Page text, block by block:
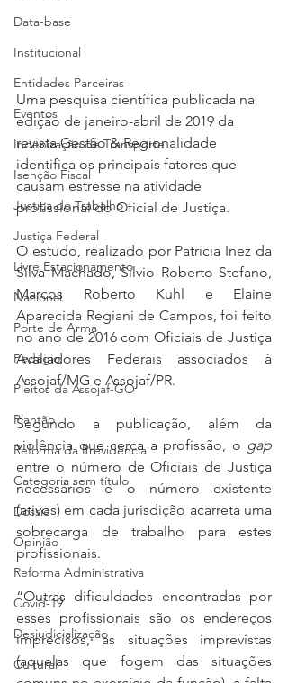
Data-base
Institucional
Entidades Parceiras
Eventos
Indenização de Transporte
Isenção Fiscal
Justiça do Trabalho
Justiça Federal
Livre Estacionamento
Nacional
Porte de Arma
Pedágio
Pleitos da Assojaf-GO
Plantão
Reforma da Previdência
Categoria sem título
Dossiê
Opinião
Reforma Administrativa
Covid-19
Desjudicialização
Cultural
Uma pesquisa científica publicada na
edição de janeiro-abril de 2019 da
revista Gestão & Regionalidade
identifica os principais fatores que
causam estresse na atividade
profissional do Oficial de Justiça.
O estudo, realizado por Patricia Inez da
Silva Machado, Silvio Roberto Stefano,
Marcos Roberto Kuhl e Elaine
Aparecida Regiani de Campos, foi feito
no ano de 2016 com Oficiais de Justiça
Avaliadores Federais associados à
Assojaf/MG e Assojaf/PR.
Segundo a publicação, além da
violência que cerca a profissão, o gap
entre o número de Oficiais de Justiça
necessários e o número existente
(ativos) em cada jurisdição acarreta uma
sobrecarga de trabalho para estes
profissionais.
“Outras dificuldades encontradas por
esses profissionais são os endereços
imprecisos, as situações imprevistas
(aquelas que fogem das situações